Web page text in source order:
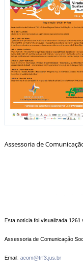
Assessoria de
Esta notícia foi visualizada 1261
Assessoria de Comunicação
Email: acom@trf3.jus.br